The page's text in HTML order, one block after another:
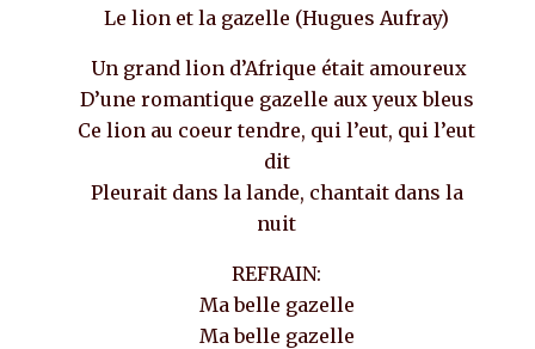
Le lion et la gazelle (Hugues Aufray)
Un grand lion d’Afrique était amoureux
D’une romantique gazelle aux yeux bleus
Ce lion au coeur tendre, qui l’eut, qui l’eut
dit
Pleurait dans la lande, chantait dans la
nuit
REFRAIN:
Ma belle gazelle
Ma belle gazelle